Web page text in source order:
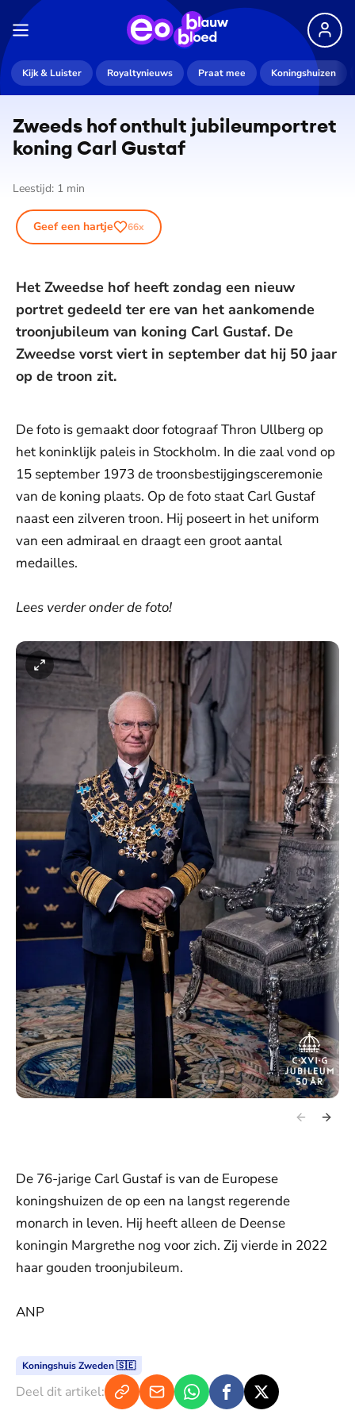
Kijk & Luister Royaltynieuws Praat mee Koningshuizen
Zweeds hof onthult ju­bi­le­um­por­tret
koning Carl Gustaf
Leestijd: 1 min
Geef een hartje 66x
Het Zweedse hof heeft zondag een nieuw
portret gedeeld ter ere van het aankomende
troonjubileum van koning Carl Gustaf. De
Zweedse vorst viert in september dat hij 50 jaar
op de troon zit.
De foto is gemaakt door fotograaf Thron Ullberg op
het koninklijk paleis in Stockholm. In die zaal vond op
15 september 1973 de troonsbestijgingsceremonie
van de koning plaats. Op de foto staat Carl Gustaf
naast een zilveren troon. Hij poseert in het uniform
van een admiraal en draagt een groot aantal
medailles.
Lees verder onder de foto!
De 76-jarige Carl Gustaf is van de Europese
koningshuizen de op een na langst regerende
monarch in leven. Hij heeft alleen de Deense
koningin Margrethe nog voor zich. Zij vierde in 2022
haar gouden troonjubileum.
ANP
Koningshuis Zweden 🇸🇪
Deel dit artikel: